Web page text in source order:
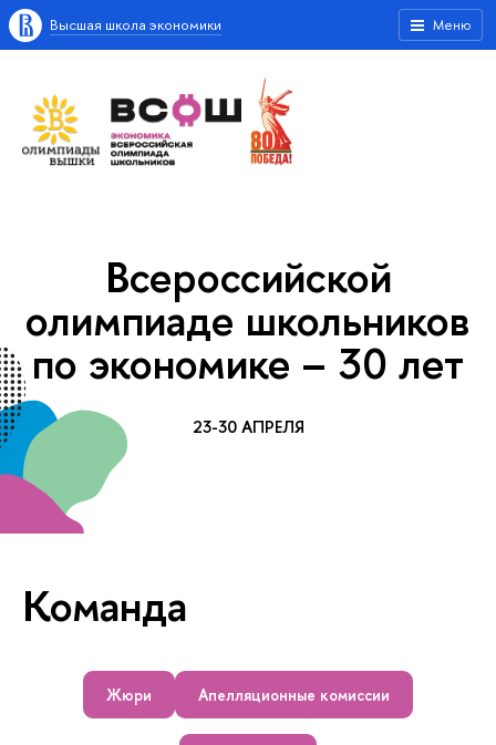
Меню
Высшая школа экономики
Всероссийской
олимпиаде школьников
по экономике – 30 лет
23-30 АПРЕЛЯ
Команда
Жюри Апелляционные комиссии